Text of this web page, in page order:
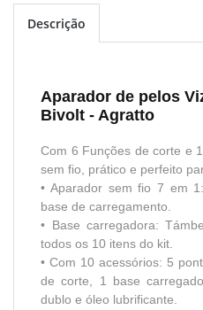
Descrição
Aparador de pelos
Bivolt - Agratto
Com 6 Funções de corte e
sem fio, prático e perfeito
• Aparador sem fio 7 em
base de carregamento.
• Base carregadora:
todos os 10 itens do kit.
• Com 10 acessórios: 5
de corte, 1 base
dublo e óleo lubrificante.